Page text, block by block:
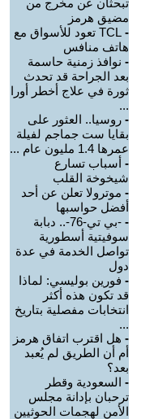
تبحثان عن مخرج من
مضيق هرمز
-
TCL تعود للأسواق مع
هاتف منافس
- نوافذ زمنية حاسمة
بعد الجراحة قد تحدث
ثورة في علاج أخطر أورا
...
- روسيا.. العثور على
بقايا ست جماجم لفيلة
عمرها 1.4 مليون عام ...
- أسباب تسارع
شيخوخة القلب
- موترولا تعلن عن أحد
أفضل حواسبها
-
-بي تي-76-.. دبابة
سوفيتية أسطورية
تواصل الخدمة في عدة
دول
- فورين بوليسي: لماذا
قد تكون هذه أكثر
انتخابات مفصلية بتاريخ
...
- هل اقترب اتفاق هرمز
أم أن الطريق لم يُعبد
بعد؟
- السعودية وقطر
ترحبان بإدانة مجلس
الأمن لهجمات الحوثيين